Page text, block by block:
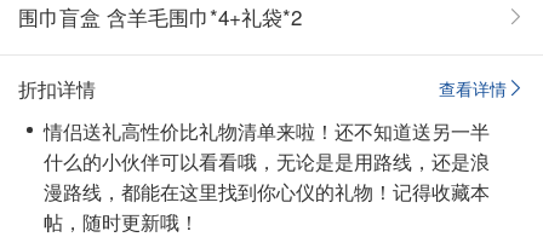
围巾盲盒 含羊毛围巾*4+礼袋*2
查看详情
折扣详情
情侣送礼高性价比礼物清单来啦！还不知道送另一半
什么的小伙伴可以看看哦，无论是是用路线，还是浪
漫路线，都能在这里找到你心仪的礼物！ 记得收藏本
帖，随时更新哦！